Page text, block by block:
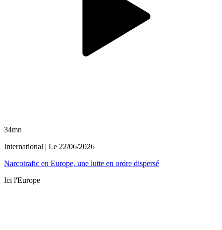
34mn
International | Le 22/06/2026
Narcotrafic en Europe, une lutte en ordre dispersé
Ici l'Europe